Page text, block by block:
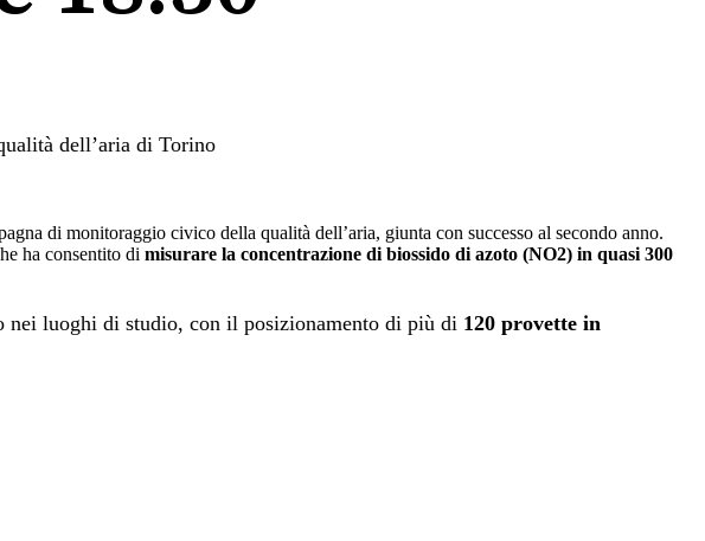
dell’aria di Torino
di monitoraggio civico della qualità dell’aria, giunta con successo al secondo anno.
ha consentito di misurare la concentrazione di biossido di azoto (NO2) in quasi 300
nei luoghi di studio, con il posizionamento di più di 120 provette in